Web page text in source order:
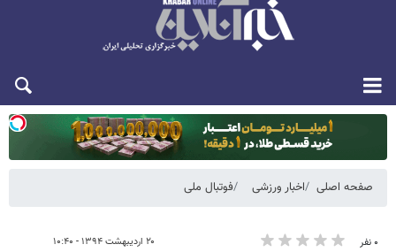
صفحه اصلی اخبار ورزشی فوتبال ملی
۰ نفر ۲۰ اردیبهشت ۱۳۹۴ - ۱۰:۴۰